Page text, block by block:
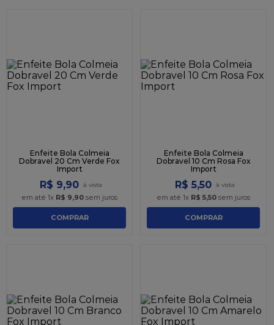
Enfeite Bola Colmeia
Dobravel 20 Cm Verde Fox
Import
R$ 9,90
em até 1x R$ 9,90 sem juros
COMPRAR
Enfeite Bola Colmeia
Dobravel 10 Cm Rosa Fox
Import
R$ 5,50
em até 1x R$ 5,50 sem juros
COMPRAR